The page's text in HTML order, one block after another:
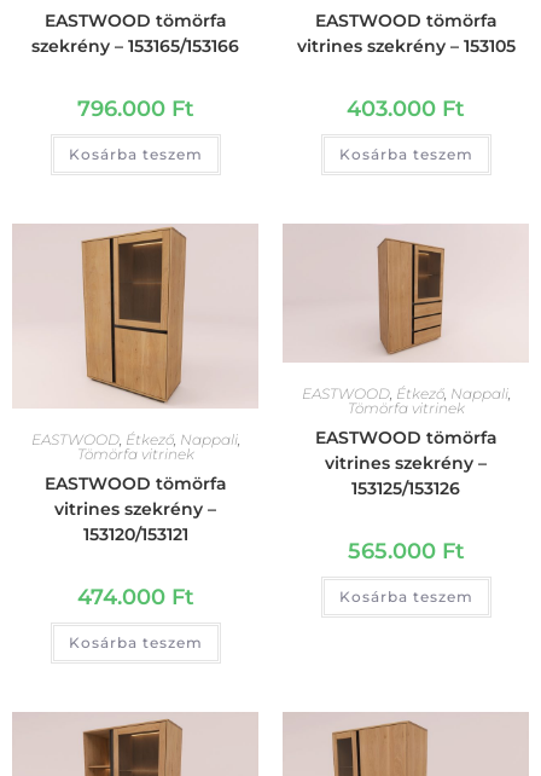
EASTWOOD tömörfa
szekrény – 153165/153166
796.000 Ft
Kosárba teszem
EASTWOOD tömörfa
vitrines szekrény – 153105
403.000 Ft
Kosárba teszem
EASTWOOD, Étkező, Nappali,
Tömörfa vitrinek
EASTWOOD tömörfa
vitrines szekrény –
153120/153121
474.000 Ft
Kosárba teszem
EASTWOOD, Étkező, Nappali,
Tömörfa vitrinek
EASTWOOD tömörfa
vitrines szekrény –
153125/153126
565.000 Ft
Kosárba teszem